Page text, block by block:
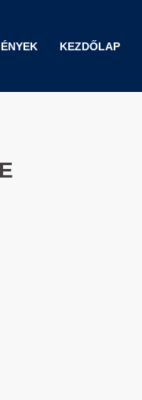
KEZDŐLAP